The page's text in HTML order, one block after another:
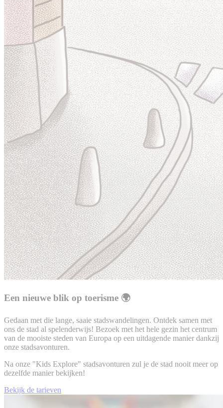
Een nieuwe blik op toerisme 🌍
Gedaan met die lange, saaie stadswandelingen. Ontdek samen met
ons de stad al spelenderwijs! Bezoek met het hele gezin het centrum
van de mooiste steden van Europa op een uitdagende manier dankzij
onze stadsavonturen.
Na onze "Kids Explore" stadsavonturen zul je de stad nooit meer op
dezelfde manier bekijken!
Bekijk de tarieven